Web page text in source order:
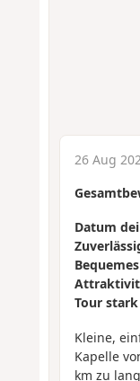
26 Aug
Datum
Tour
Kleine,
Kapelle
km zu